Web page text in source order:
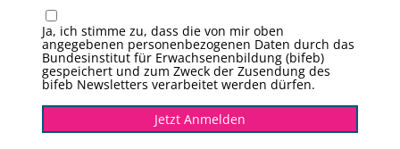
Ja, ich stimme zu, dass die von mir oben
angegebenen personenbezogenen Daten durch das
Bundesinstitut für Erwachsenenbildung (bifeb)
gespeichert und zum Zweck der Zusendung des
bifeb Newsletters verarbeitet werden dürfen.
Jetzt Anmelden